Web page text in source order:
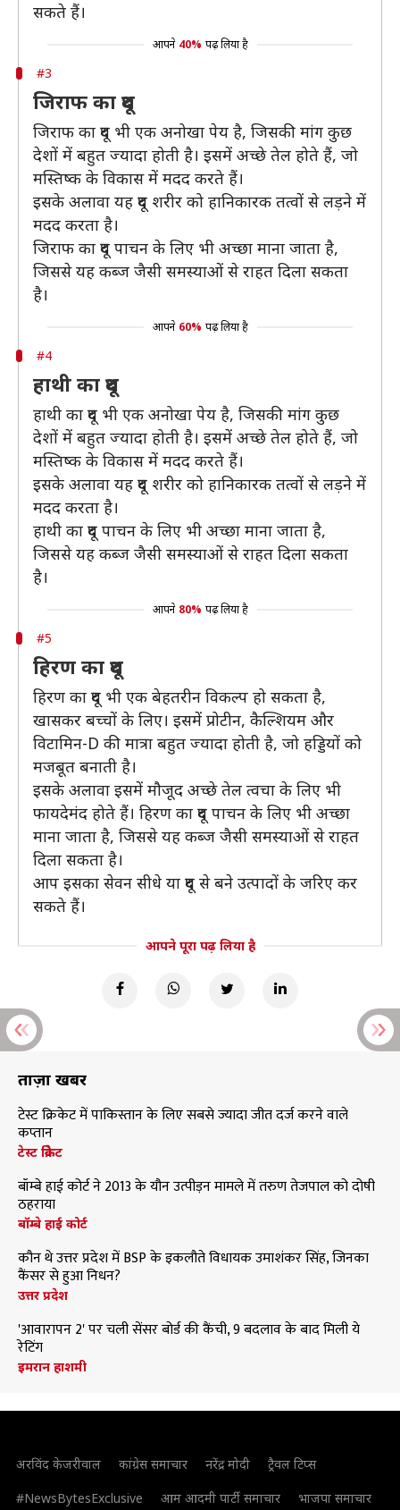
सकते हैं।
आपने 40% पढ़ लिया है
#3
जिराफ का दूध
जिराफ का दूध भी एक अनोखा पेय है, जिसकी मांग कुछ
देशों में बहुत ज्यादा होती है। इसमें अच्छे तेल होते हैं, जो
मस्तिष्क के विकास में मदद करते हैं।
इसके अलावा यह दूध शरीर को हानिकारक तत्वों से लड़ने में
मदद करता है।
जिराफ का दूध पाचन के लिए भी अच्छा माना जाता है,
जिससे यह कब्ज जैसी समस्याओं से राहत दिला सकता
है।
आपने 60% पढ़ लिया है
#4
हाथी का दूध
हाथी का दूध भी एक अनोखा पेय है, जिसकी मांग कुछ
देशों में बहुत ज्यादा होती है। इसमें अच्छे तेल होते हैं, जो
मस्तिष्क के विकास में मदद करते हैं।
इसके अलावा यह दूध शरीर को हानिकारक तत्वों से लड़ने में
मदद करता है।
हाथी का दूध पाचन के लिए भी अच्छा माना जाता है,
जिससे यह कब्ज जैसी समस्याओं से राहत दिला सकता
है।
आपने 80% पढ़ लिया है
#5
हिरण का दूध
हिरण का दूध भी एक बेहतरीन विकल्प हो सकता है,
खासकर बच्चों के लिए। इसमें प्रोटीन, कैल्शियम और
विटामिन-D की मात्रा बहुत ज्यादा होती है, जो हड्डियों को
मजबूत बनाती है।
इसके अलावा इसमें मौजूद अच्छे तेल त्वचा के लिए भी
फायदेमंद होते हैं। हिरण का दूध पाचन के लिए भी अच्छा
माना जाता है, जिससे यह कब्ज जैसी समस्याओं से राहत
दिला सकता है।
आप इसका सेवन सीधे या दूध से बने उत्पादों के जरिए कर
सकते हैं।
आपने पूरा पढ़ लिया है
ताज़ा खबरें
टेस्ट क्रिकेट में पाकिस्तान के लिए सबसे ज्यादा जीत दर्ज करने वाले
कप्तान
टेस्ट क्रिकेट
बॉम्बे हाई कोर्ट ने 2013 के यौन उत्पीड़न मामले में तरुण तेजपाल को दोषी
ठहराया
बॉम्बे हाई कोर्ट
कौन थे उत्तर प्रदेश में BSP के इकलौते विधायक उमाशंकर सिंह, जिनका
कैंसर से हुआ निधन?
उत्तर प्रदेश
'आवारापन 2' पर चली सेंसर बोर्ड की कैंची, 9 बदलाव के बाद मिली ये
रेटिंग
इमरान हाशमी
अरविंद केजरीवाल कांग्रेस समाचार नरेंद्र मोदी
ट्रैवल टिप्स
#NewsBytesExclusive
आम आदमी पार्टी समाचार भाजपा समाचार